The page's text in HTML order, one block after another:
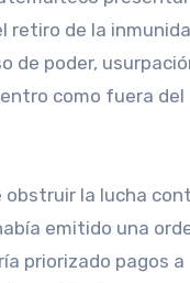
retiro de la
de poder,
como fuera del
obstruir la lucha
emitido una
priorizado pagos a